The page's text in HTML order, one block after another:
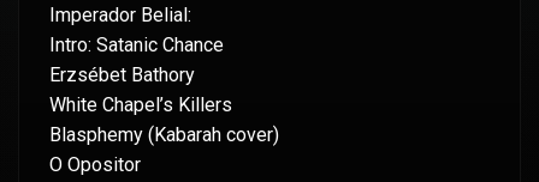
Imperador Belial:
Intro: Satanic Chance
Erzsébet Bathory
White Chapel’s Killers
Blasphemy (Kabarah cover)
O Opositor